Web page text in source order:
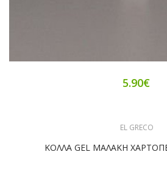
5.90€
EL GRECO
ΚΟΛΛΑ GEL ΜΑΛΑΚΗ